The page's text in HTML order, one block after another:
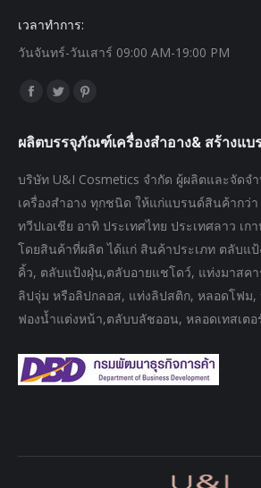
เวลาทำการ:
วันจันทร์-วันเสาร์ 09:00 AM-19:00 PM
Find us on:
Facebook
opens
in
new
window
Twitter
opens
new
window
Pinterest
opens
window
ผลิตบรรจุภัณฑ์เครื่องสำอาง& สร้างแบ
บริษัท U&I Cosmetics จำกัด ผู้ผลิตและจัด
เครื่องสำอาง ทุกชนิด ให้แก่แบรนด์สินค้ากว่
ทวีปเอเชีย อาทิ ประเทศไทย ประเทศลาว เ
โดยสินค้าที่ผลิต ได้แก่ สินค้าประเภท ตลับ
คิ้ว, ตลับแป้งฝุ่น,ตลับอายแชโดว์, แท่งมาสคา
ลิปจุ่ม หรือลิปกลอส, แท่งลิปสติก, หลอดโฟม
ฟองน้ำแต่งหน้า,ตลับบลัชออน, หลอดเทสเต